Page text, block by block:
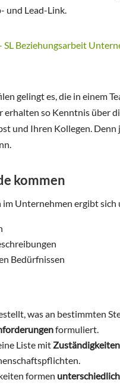
und Lead-Link.
gelingt es, die in einem
erhalten so Kenntnis über
und Ihren Kollegen.
kommen
Unternehmen ergibt sich
Bedürfnissen
was an bestimmten
formuliert.
Liste mit Zuständigkeiten
formen